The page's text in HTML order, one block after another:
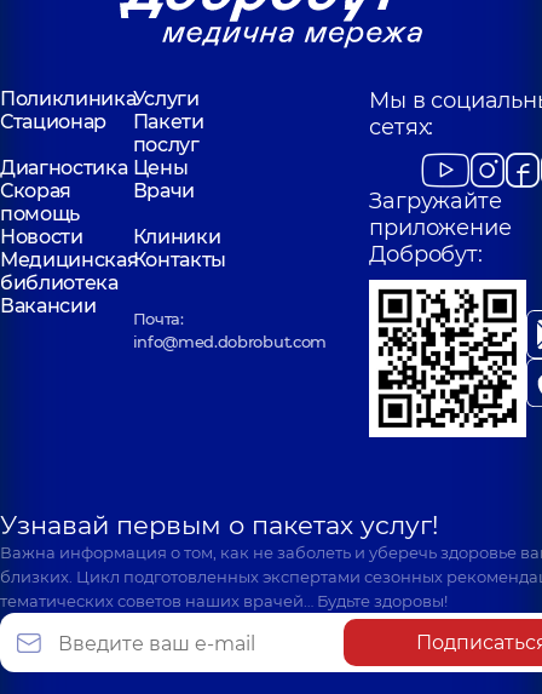
ПоликлиникаУслуги
Стационар
Пакети
послуг
Диагностика Цены
Скорая
помощь
Врачи
Новости
Клиники
Медицинская
библиотека
Контакты
Вакансии
Почта:
info@med.dobrobut.com
Мы в
сетях:
Загружайте
приложение
Добробут:
Узнавай первым о пакетах услуг!
Важна информация о том, как не заболеть и уберечь здоровье
близких. Цикл подготовленных экспертами сезонных
тематических советов наших врачей… Будьте здоровы!